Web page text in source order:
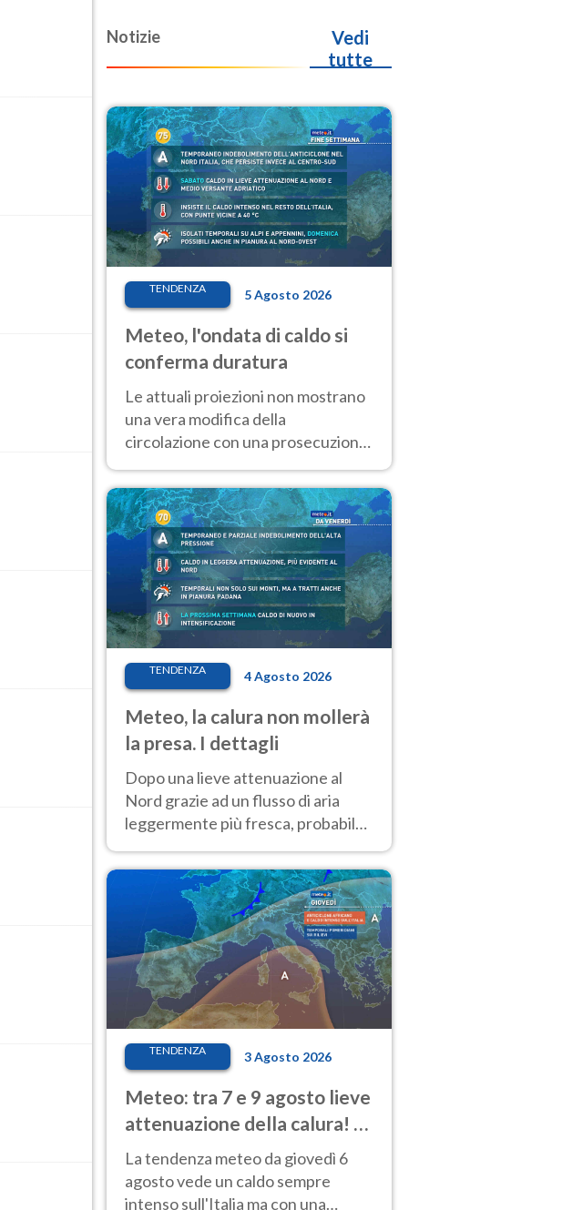
Notizie
Vedi
tutte
TENDENZA 5 Agosto 2026
Meteo, l'ondata di caldo si
conferma duratura
Le attuali proiezioni non mostrano
una vera modifica della
circolazione con una prosecuzione
giorni, compresa la settimana di
Ferragosto
TENDENZA 4 Agosto 2026
Meteo, la calura non mollerà
la presa. I dettagli
Dopo una lieve attenuazione al
Nord grazie ad un flusso di aria
leggermente più fresca, probabile
africano entro Ferragosto
TENDENZA 3 Agosto 2026
Meteo: tra 7 e 9 agosto lieve
attenuazione della calura! Al
Nord rischio temporali
La tendenza meteo da giovedì 6
agosto vede un caldo sempre
intenso sull'Italia ma con una